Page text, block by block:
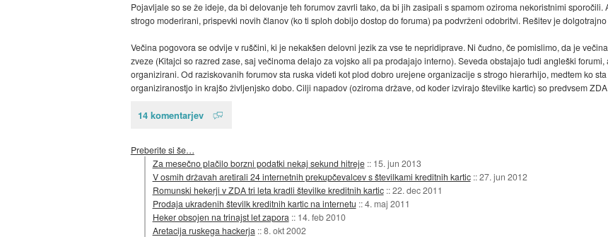
Pojavljale so se že ideje, da bi delovanje teh forumov zavrli tako, da bi jih zasipali s spamom oziroma nekoristnimi sporočili.
strogo moderirani, prispevki novih članov (ko ti sploh dobijo dostop do foruma) pa podvrženi odobritvi. Rešitev je
Večina pogovora se odvije v ruščini, ki je nekakšen delovni jezik za vse te nepridiprave. Ni čudno, če pomislimo, da je
zveze (Kitajci so razred zase, saj večinoma delajo za vojsko ali pa prodajajo interno). Seveda obstajajo tudi angleški
organizirani. Od raziskovanih forumov sta ruska videti kot plod dobro urejene organizacije s strogo hierarhijo, medtem ko
organiziranostjo in krajšo življenjsko dobo. Cilji napadov (oziroma države, od koder izvirajo številke kartic) so predvsem
14 komentarjev
Preberite si še…
Za mesečno plačilo borzni podatki nekaj sekund hitreje :: 15. jun 2013
V osmih državah aretirali 24 internetnih prekupčevalcev s številkami kreditnih kartic ::27. jun 2012
Romunski hekerji v ZDA tri leta kradli številke kreditnih kartic ::22. dec 2011
Prodaja ukradenih številk kreditnih kartic na internetu ::4. maj 2011
Heker obsojen na trinajst let zapora :: 14. feb 2010
Aretacija ruskega hackerja ::8. okt 2002